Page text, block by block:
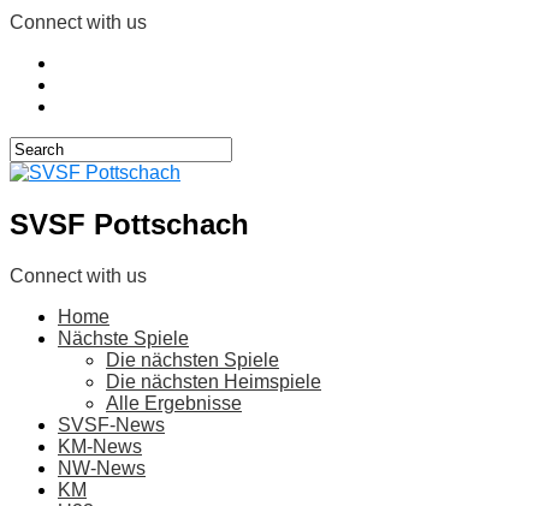
Connect with us
SVSF Pottschach
Connect with us
Home
Nächste Spiele
Die nächsten Spiele
Die nächsten Heimspiele
Alle Ergebnisse
SVSF-News
KM-News
NW-News
KM